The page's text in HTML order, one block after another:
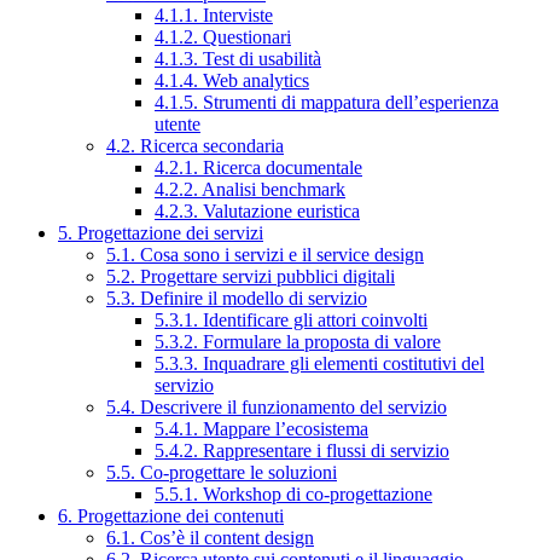
4.1.1. Interviste
4.1.2. Questionari
4.1.3. Test di usabilità
4.1.4. Web analytics
4.1.5. Strumenti di mappatura dell’esperienza
utente
4.2. Ricerca secondaria
4.2.1. Ricerca documentale
4.2.2. Analisi benchmark
4.2.3. Valutazione euristica
5. Progettazione dei servizi
5.1. Cosa sono i servizi e il service design
5.2. Progettare servizi pubblici digitali
5.3. Definire il modello di servizio
5.3.1. Identificare gli attori coinvolti
5.3.2. Formulare la proposta di valore
5.3.3. Inquadrare gli elementi costitutivi del
servizio
5.4. Descrivere il funzionamento del servizio
5.4.1. Mappare l’ecosistema
5.4.2. Rappresentare i flussi di servizio
5.5. Co-progettare le soluzioni
5.5.1. Workshop di co-progettazione
6. Progettazione dei contenuti
6.1. Cos’è il content design